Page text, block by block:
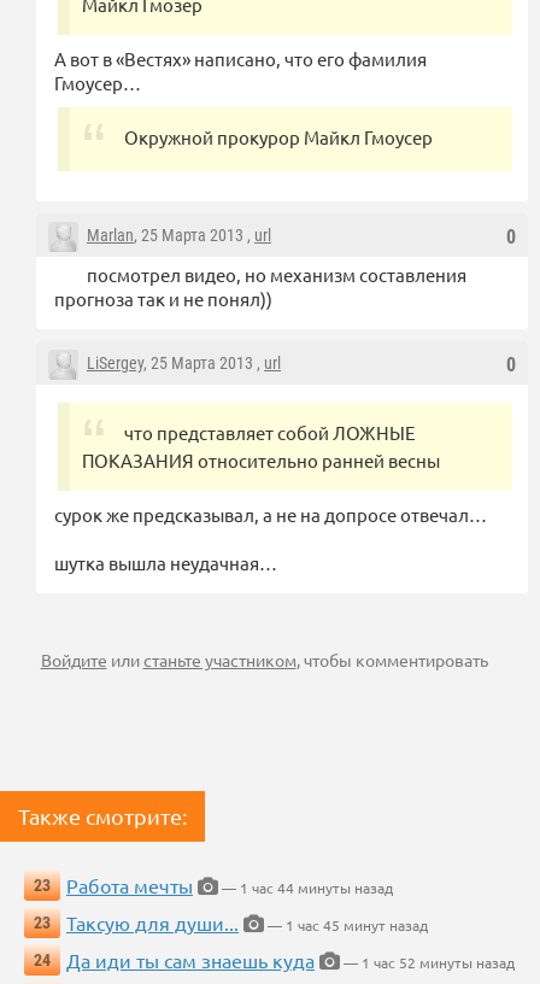
А вот в «Вестях» написано, что его фамилия
Гмоусер…
Окружной прокурор Майкл Гмоусер
0
Marlan, 25 Марта 2013 , url
посмотрел видео, но механизм составления
прогноза так и не понял))
0
LiSergey, 25 Марта 2013 , url
что представляет собой ЛОЖНЫЕ
ПОКАЗАНИЯ относительно ранней весны
сурок же предсказывал, а не на допросе отвечал…
шутка вышла неудачная…
Войдите илистаньте участником, чтобы комментировать
Также смотрите:
23 Работа мечты
— 1 час 44 минуты назад
23
Таксую для души...
— 1 час 45 минут назад
24
Да иди ты сам знаешь куда
— 1 час 52 минуты назад